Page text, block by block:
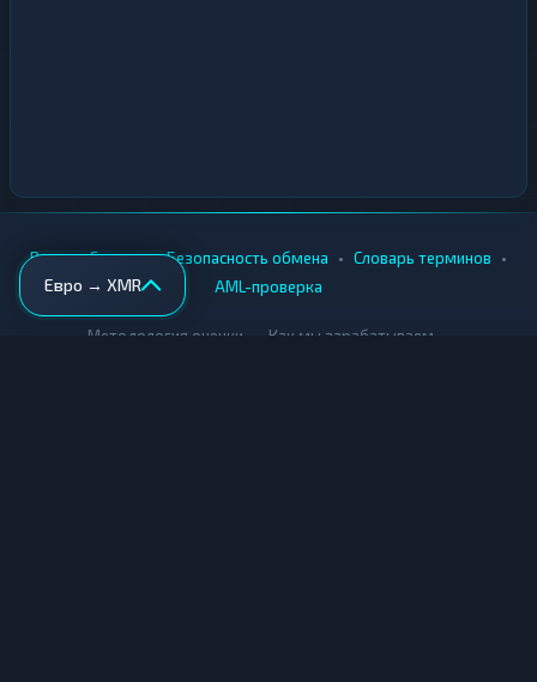
Евро → XMR
Вики • Города • Безопасность обмена • Словарь терминов •
AML-проверка
Методология оценки Как мы зарабатываем